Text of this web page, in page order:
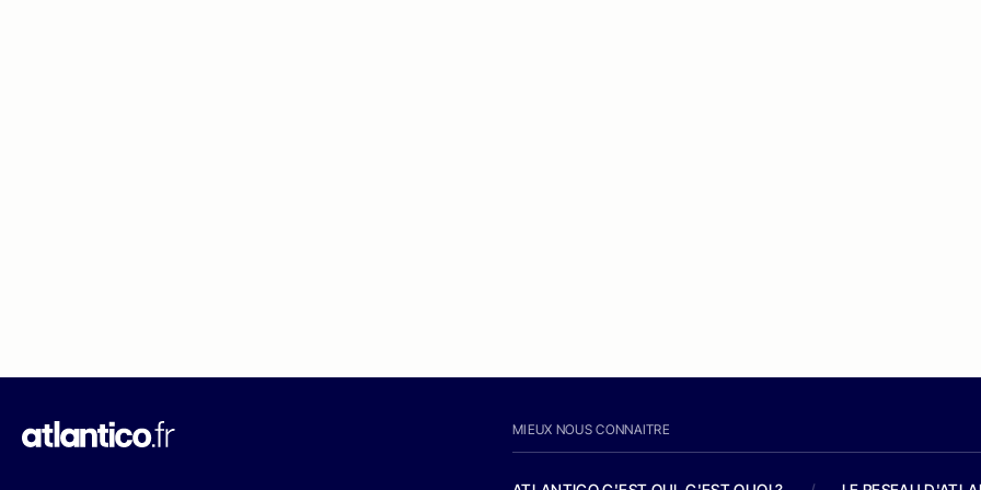
MIEUX NOUS CONNAITRE